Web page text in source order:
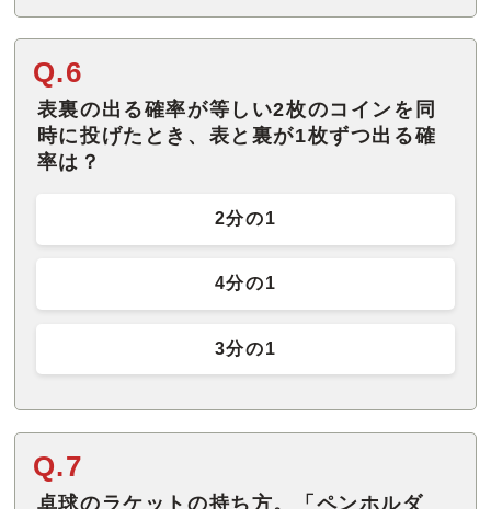
Q.6
表裏の出る確率が等しい2枚のコインを同
時に投げたとき、表と裏が1枚ずつ出る確
率は？
2分の1
4分の1
3分の1
Q.7
卓球のラケットの持ち方。「ペンホルダ